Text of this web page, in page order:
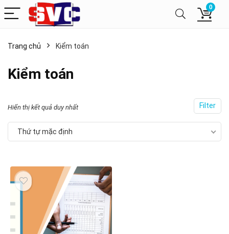
0
Trang chủ Kiểm toán
Kiểm toán
Filter
Hiển thị kết quả duy nhất
Thứ tự mặc định